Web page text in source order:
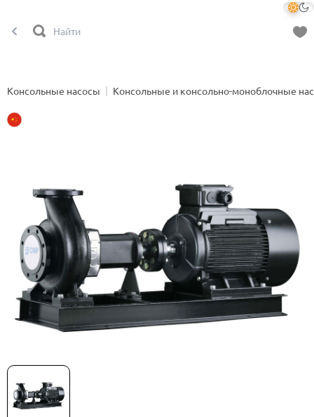
Консольные насосы Консольные и консольно-моноблочные